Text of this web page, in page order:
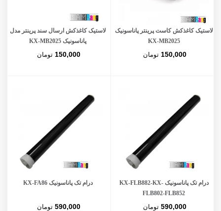
لاستیک کاغذکش کاست پرینتر پاناسونیک
KX-MB2025
150,000 تومان
لاستیک کاغذکش ارسال سند پرینتر مدل
پاناسونیک KX-MB2025
150,000 تومان
درام تک پاناسونیک KX-FLB882-KX-
FLB802-FLB852
590,000 تومان
درام تک پاناسونیک KX-FA86
590,000 تومان